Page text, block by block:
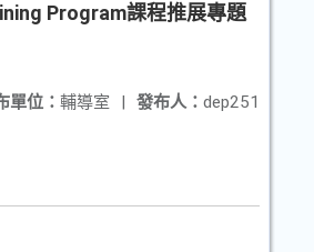
Program課程推展專題
發布人： dep251
單位： 輔導室 |